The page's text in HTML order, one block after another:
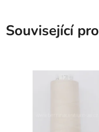
Související